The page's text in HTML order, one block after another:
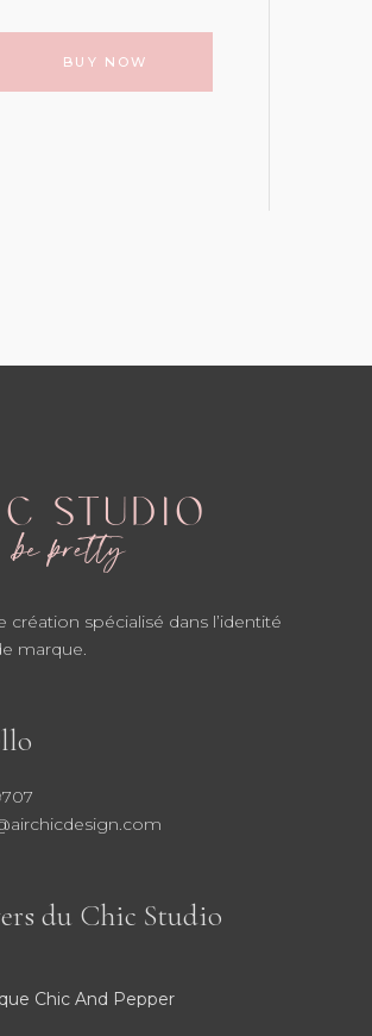
BUY NOW
création spécialisé dans l’identité
marque.
du Chic Studio
Chic And Pepper